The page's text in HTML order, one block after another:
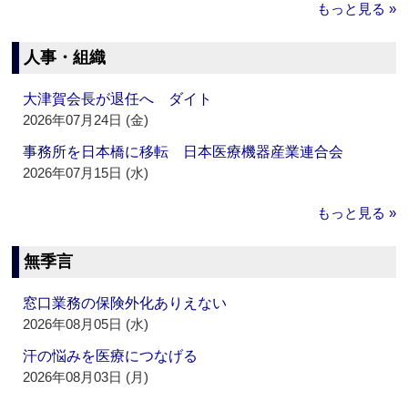
もっと見る »
人事・組織
大津賀会長が退任へ ダイト
2026年07月24日 (金)
事務所を日本橋に移転 日本医療機器産業連合会
2026年07月15日 (水)
もっと見る »
無季言
窓口業務の保険外化ありえない
2026年08月05日 (水)
汗の悩みを医療につなげる
2026年08月03日 (月)